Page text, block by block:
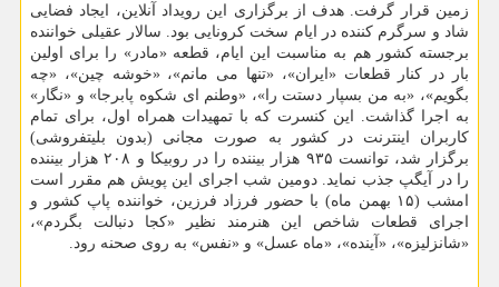
زمین قرار گرفت. هدف از برگزاری این رویداد آنلاین، ایجاد فضایی
شاد و سرگرم کننده در ایام سخت کرونایی بود. سالار عقیلی خواننده
برجسته کشور هم به مناسبت این ایام، قطعه «مادر» را برای اولین
بار در کنار قطعات «ایران»، «تنها می مانم»، «خوشه چین»، «چه
بگویم»، «به من بسپار دستت را»، «وطنم ای شکوه پابرجا» و «نگار»
به اجرا گذاشت. این کنسرت که با تمهیدات همراه اول، برای تمام
کاربران اینترنت در کشور به صورت مجانی (بدون بلیت‎فروشی)
برگزار شد، توانست ۹۳۵ هزار بیننده را در روبیکا و ۲۰۸ هزار بیننده
را در آیگپ جذب نماید. دومین شب اجرای این پویش هم مقرر است
امشب (۱۵ بهمن ماه) با حضور فرزاد فرزین، خواننده پاپ کشور و
اجرای قطعات شاخص این هنرمند نظیر «کجا دنبالت بگردم»،
«شانزلیزه»، «آینده»، «ماه عسل» و «نفس» به روی صحنه رود.